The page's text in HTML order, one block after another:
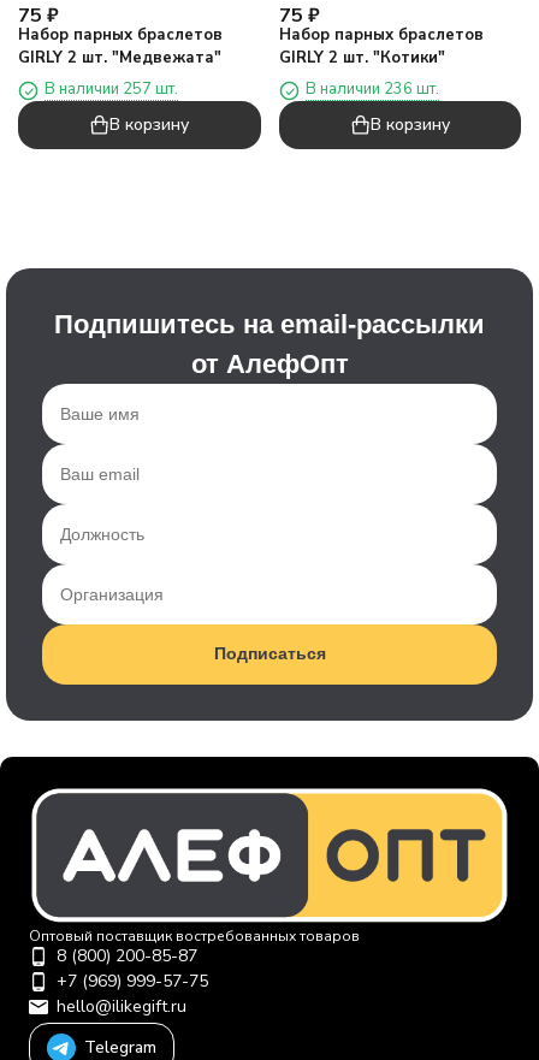
75 ₽
Набор парных браслетов
GIRLY 2 шт. "Медвежата"
В наличии 257 шт.
В корзину
75 ₽
Набор парных браслетов
GIRLY 2 шт. "Котики"
В наличии 236 шт.
В корзину
Подпишитесь на email-рассылки
от АлефОпт
Подписаться
Оптовый поставщик востребованных товаров
8 (800) 200-85-87
+7 (969) 999-57-75
hello@ilikegift.ru
Telegram